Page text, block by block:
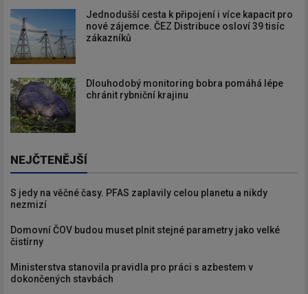
Jednodušší cesta k připojení i více kapacit pro
nové zájemce. ČEZ Distribuce osloví 39 tisíc
zákazníků
Dlouhodobý monitoring bobra pomáhá lépe
chránit rybniční krajinu
NEJČTENĚJŠÍ
S jedy na věčné časy. PFAS zaplavily celou planetu a nikdy
nezmizí
Domovní ČOV budou muset plnit stejné parametry jako velké
čistírny
Ministerstva stanovila pravidla pro práci s azbestem v
dokončených stavbách